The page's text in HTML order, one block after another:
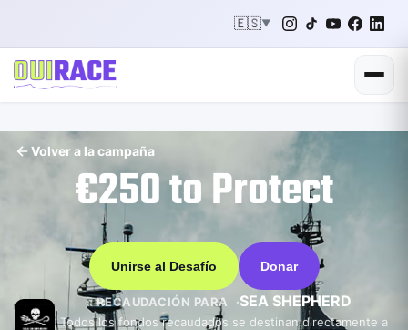
🇪🇸▼
Volver a la campaña
€250 to Protect
Unirse al Desafío Donar
RECAUDACIÓN PARA SEA SHEPHERD
Todos los fondos recaudados se destinan directamente a